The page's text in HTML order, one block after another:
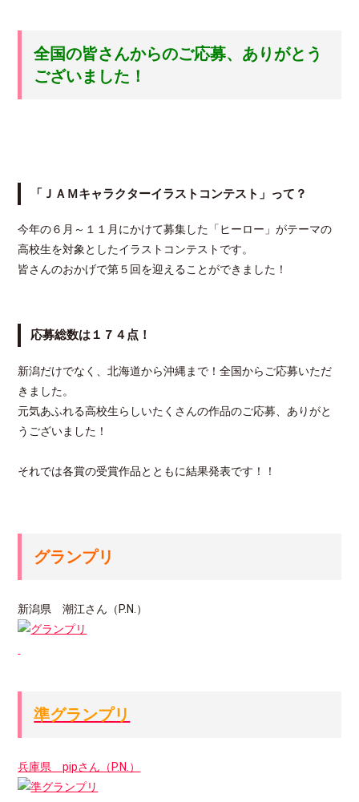
全国の皆さんからのご応募、ありがとう
ございました！
「ＪＡＭキャラクターイラストコンテスト」って？
今年の６月～１１月にかけて募集した「ヒーロー」がテーマの
高校生を対象としたイラストコンテストです。
皆さんのおかげで第５回を迎えることができました！
応募総数は１７４点！
新潟だけでなく、北海道から沖縄まで！全国からご応募いただ
きました。
元気あふれる高校生らしいたくさんの作品のご応募、ありがと
うございました！
それでは各賞の受賞作品とともに結果発表です！！
グランプリ
新潟県 潮江さん（P.N.）
準グランプリ
兵庫県 pipさん（P.N.）